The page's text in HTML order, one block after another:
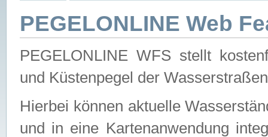
PEGELONLINE Web
PEGELONLINE WFS stellt
und Küstenpegel der
Hierbei können aktuelle
und in eine Kartenanwendung